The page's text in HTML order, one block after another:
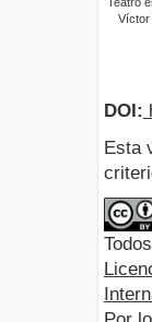
Víctor
DOI:
Esta